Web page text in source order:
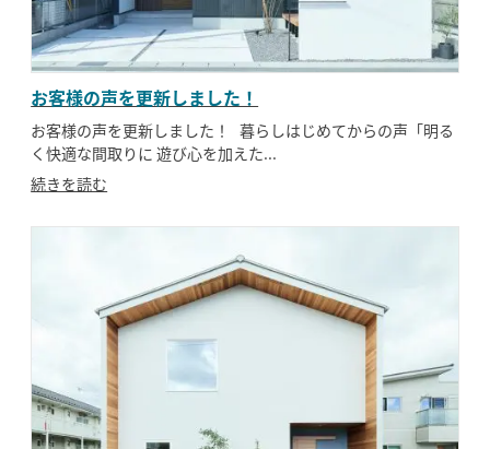
お客様の声を更新しました！
お客様の声を更新しました！ 暮らしはじめてからの声「明る
く快適な間取りに 遊び心を加えた...
続きを読む